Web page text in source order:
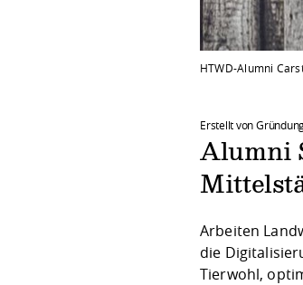
HTWD-Alumni
Erstellt von
Alumni
Arbeiten
die
Tierwohl,